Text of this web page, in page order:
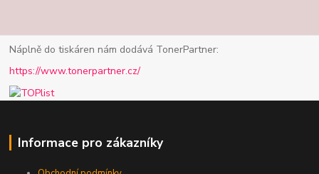
Náplně do tiskáren nám dodává TonerPartner:
https://www.tonerpartner.cz/
Informace pro zákazníky